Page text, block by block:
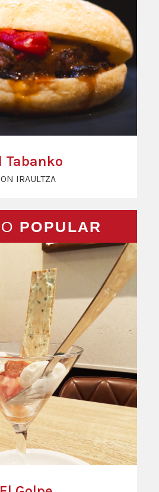
Tabanko
IRAULTZA
POPULAR